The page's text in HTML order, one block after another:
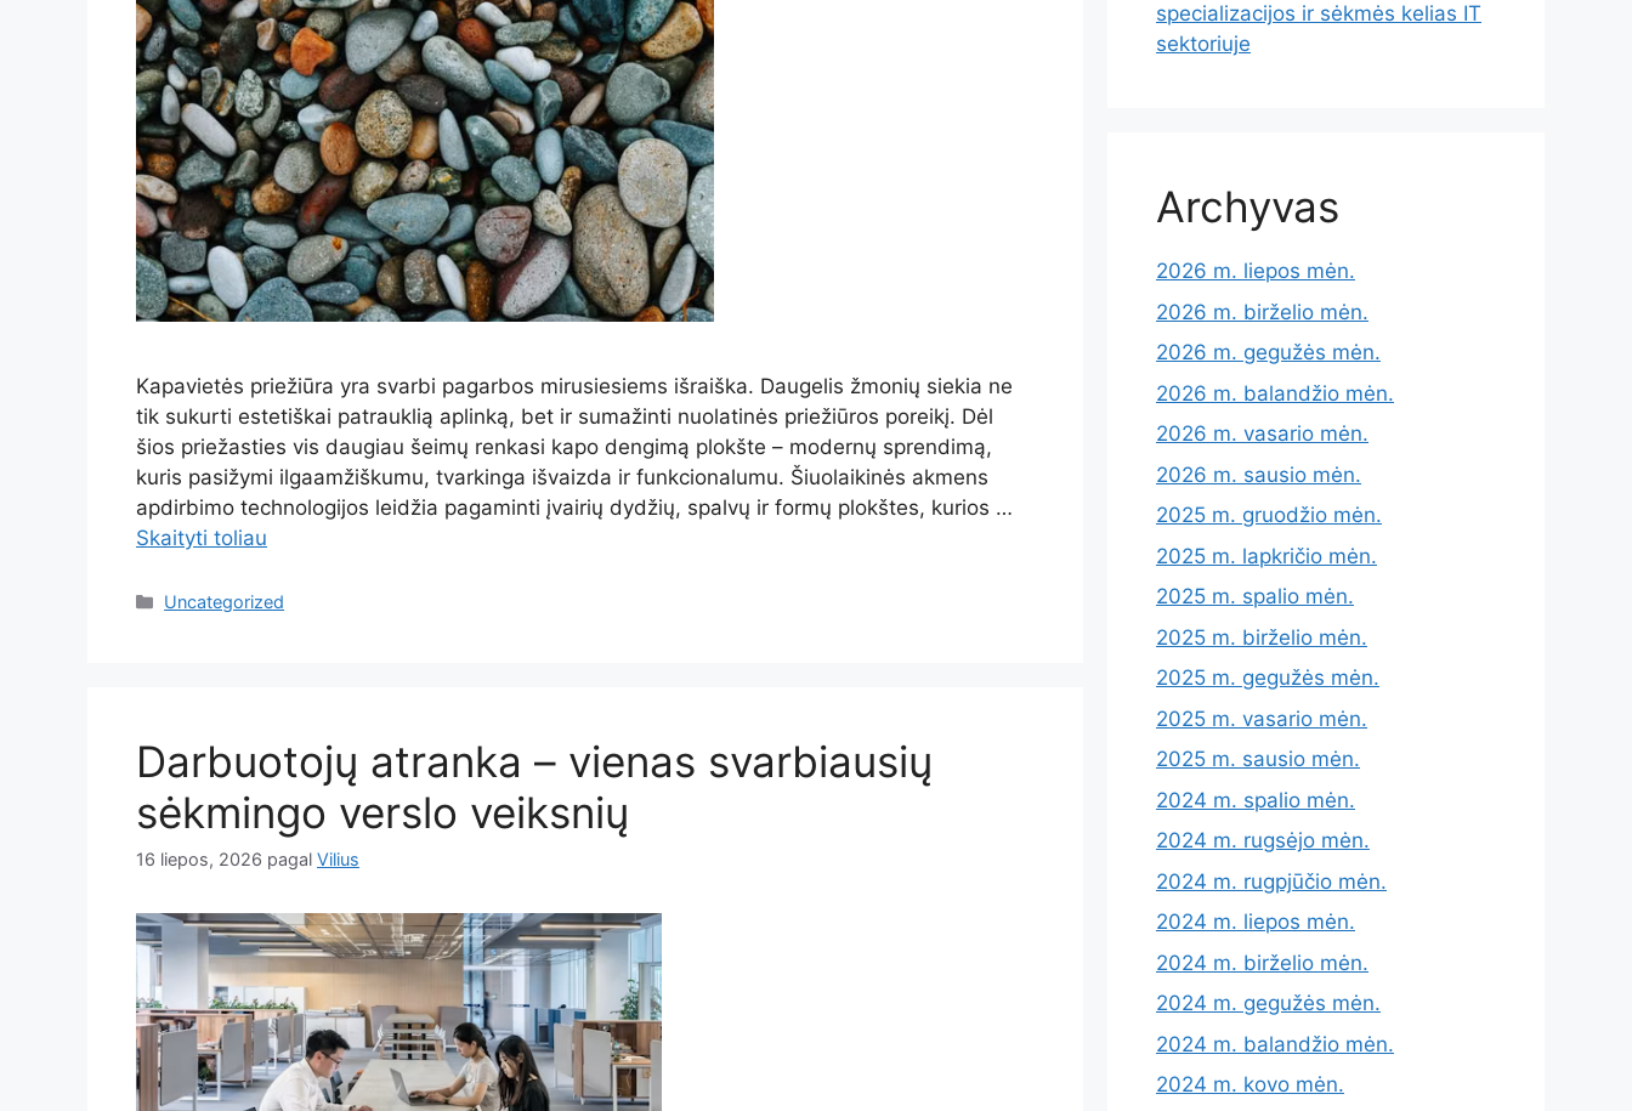
Kapavietės priežiūra yra svarbi pagarbos mirusiesiems išraiška. Daugelis žmonių siekia ne
tik sukurti estetiškai patrauklią aplinką, bet ir sumažinti nuolatinės priežiūros poreikį. Dėl
šios priežasties vis daugiau šeimų renkasi kapo dengimą plokšte – modernų sprendimą,
kuris pasižymi ilgaamžiškumu, tvarkinga išvaizda ir funkcionalumu. Šiuolaikinės akmens
apdirbimo technologijos leidžia pagaminti įvairių dydžių, spalvų ir formų plokštes, kurios …
Skaityti toliau
Kategorijos
Uncategorized
Darbuotojų atranka – vienas svarbiausių
sėkmingo verslo veiksnių
16 liepos, 2026 pagal Vilius
specializacijos ir sėkmės kelias IT
sektoriuje
Archyvas
2026 m. liepos mėn.
2026 m. birželio mėn.
2026 m. gegužės mėn.
2026 m. balandžio mėn.
2026 m. vasario mėn.
2026 m. sausio mėn.
2025 m. gruodžio mėn.
2025 m. lapkričio mėn.
2025 m. spalio mėn.
2025 m. birželio mėn.
2025 m. gegužės mėn.
2025 m. vasario mėn.
2025 m. sausio mėn.
2024 m. spalio mėn.
2024 m. rugsėjo mėn.
2024 m. rugpjūčio mėn.
2024 m. liepos mėn.
2024 m. birželio mėn.
2024 m. gegužės mėn.
2024 m. balandžio mėn.
2024 m. kovo mėn.